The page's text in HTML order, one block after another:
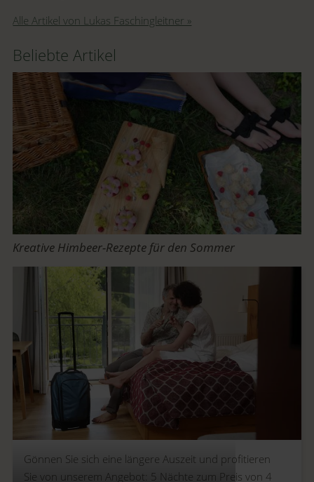
Alle Artikel von Lukas Faschingleitner »
Beliebte Artikel
Kreative Himbeer-Rezepte für den Sommer
Gönnen Sie sich eine längere Auszeit und profitieren
Sie von unserem Angebot: 5 Nächte zum Preis von 4